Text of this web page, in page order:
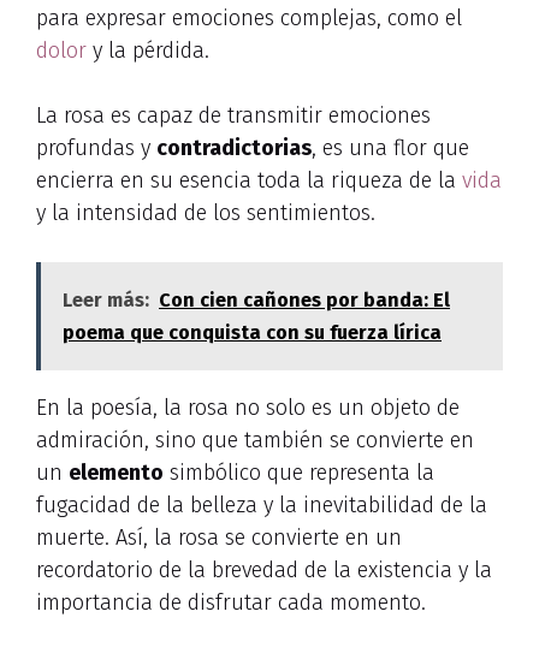
para expresar emociones complejas, como el
dolor y la pérdida.
La rosa es capaz de transmitir emociones
profundas y contradictorias, es una flor que
encierra en su esencia toda la riqueza de la vida
y la intensidad de los sentimientos.
Leer más: Con cien cañones por banda: El
poema que conquista con su fuerza lírica
En la poesía, la rosa no solo es un objeto de
admiración, sino que también se convierte en
un elemento simbólico que representa la
fugacidad de la belleza y la inevitabilidad de la
muerte. Así, la rosa se convierte en un
recordatorio de la brevedad de la existencia y la
importancia de disfrutar cada momento.